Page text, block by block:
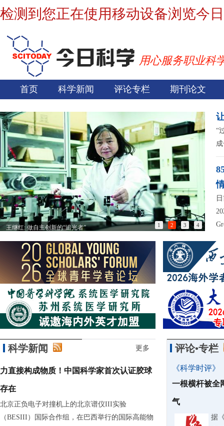
检测到您正在使用移动设备浏览今
用心服务职业科
首页 科学新闻 评论专栏 期刊论文
王继红: 做自主创新的“追光者” 以
1 2 3 4
“
科学新闻 更多
力直接构成物质！中国科学家首次认证胶球
存在
北京正负电子对撞机上的北京谱仪III实验
（BESIII）国际合作组，在巴西举行的国际高能物
评论•专栏
《科学时评》
一根横杆被全
气
据